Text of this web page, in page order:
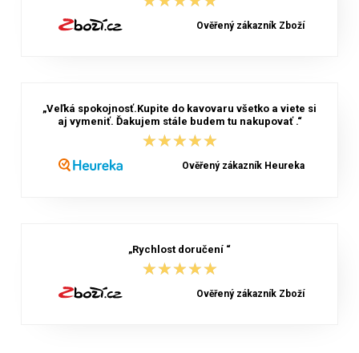
Ověřený zákazník Zboží
„Veľká spokojnosť.Kupite do kavovaru všetko a viete si
aj vymeniť. Ďakujem stále budem tu nakupovať .“
★★★★★
★★★★★
Ověřený zákazník Heureka
„Rychlost doručení “
★★★★★
★★★★★
Ověřený zákazník Zboží